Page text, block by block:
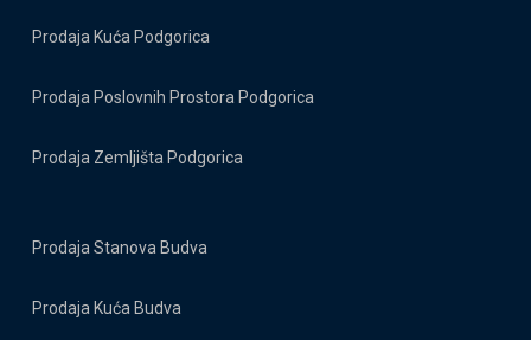
Prodaja Kuća Podgorica
Prodaja Poslovnih Prostora Podgorica
Prodaja Zemljišta Podgorica
Prodaja Stanova Budva
Prodaja Kuća Budva